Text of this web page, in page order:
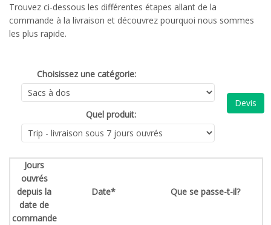
Trouvez ci-dessous les différentes étapes allant de la
commande à la livraison et découvrez pourquoi nous sommes
les plus rapide.
Choisissez une catégorie:
Quel produit:
Devis
Jours
ouvrés
depuis la
date de
commande
Date* Que se passe-t-il?